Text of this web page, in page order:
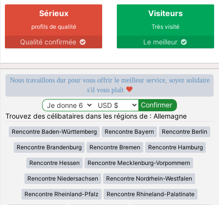
Sérieux
profils de qualité
Qualité confirmée
Visiteurs
Très visité
Le meilleur
Nous travaillons dur pour vous offrir le meilleur service, soyez solidaire
s'il vous plaît
Trouvez des célibataires dans les régions de : Allemagne
Rencontre Baden-Württemberg Rencontre Bayern Rencontre Berlin
Rencontre Brandenburg Rencontre Bremen Rencontre Hamburg
Rencontre Hessen Rencontre Mecklenburg-Vorpommern
Rencontre Niedersachsen Rencontre Nordrhein-Westfalen
Rencontre Rheinland-Pfalz Rencontre Rhineland-Palatinate